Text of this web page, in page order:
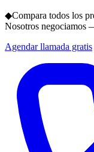
◆Compara todos los
Nosotros negociamos
Agendar llamada gratis